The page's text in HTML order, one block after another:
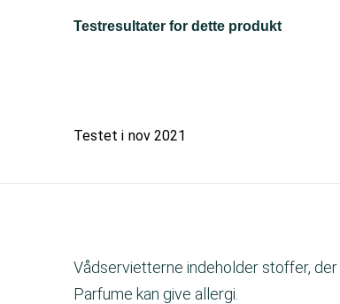
Testresultater for dette produkt
Testet i nov 2021
Vådservietterne indeholder stoffer,
Parfume kan give allergi.